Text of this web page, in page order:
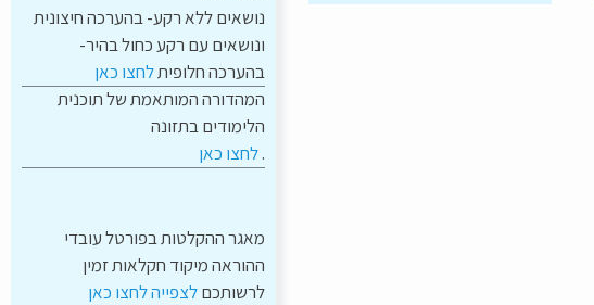
נושאים ללא רקע- בהערכה חיצונית
ונושאים עם רקע כחול בהיר-
בהערכה חלופיתלחצו כאן
המהדורה המותאמת של תוכנית
הלימודים בתזונה
.לחצו כאן
מאגר ההקלטות בפורטל עובדי
ההוראה מיקוד חקלאות זמין
לרשותכםלצפייה לחצו כאן